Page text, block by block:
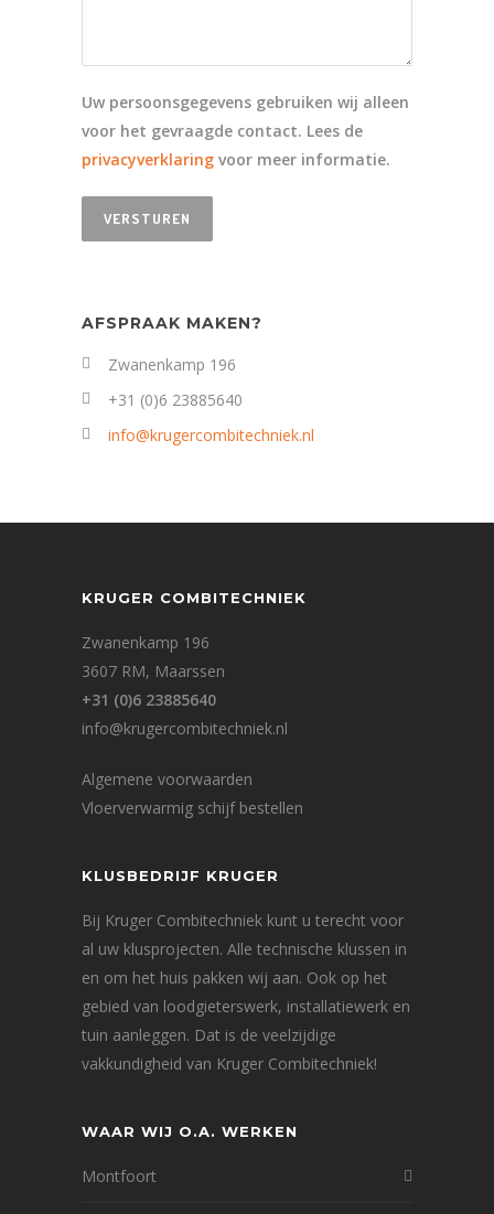
Uw persoonsgegevens gebruiken wij alleen
voor het gevraagde contact. Lees de
privacyverklaring voor meer informatie.
AFSPRAAK MAKEN?
Zwanenkamp 196
+31 (0)6 23885640
info@krugercombitechniek.nl
KRUGER COMBITECHNIEK
Zwanenkamp 196
3607 RM, Maarssen
+31 (0)6 23885640
info@krugercombitechniek.nl
Algemene voorwaarden
Vloerverwarmig schijf bestellen
KLUSBEDRIJF KRUGER
Bij Kruger Combitechniek kunt u terecht voor
al uw klusprojecten. Alle technische klussen in
en om het huis pakken wij aan. Ook op het
gebied van loodgieterswerk, installatiewerk en
tuin aanleggen. Dat is de veelzijdige
vakkundigheid van Kruger Combitechniek!
WAAR WIJ O.A. WERKEN
Montfoort